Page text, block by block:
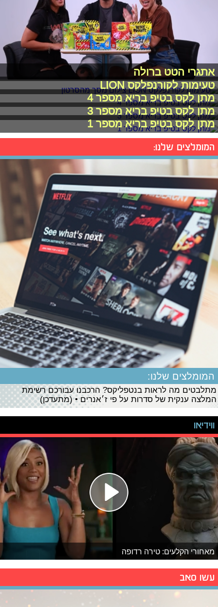
אתגרי הטט ברולה
טעימות לקורנפלקס LION
מתן לקס בטיפ בריא מספר 4
מתן לקס בטיפ בריא מספר 3
מתן לקס בטיפ בריא מספר 1
המומלצים שלנו:
המומלצים שלנו:
מתלבטים מה לראות בנטפליקס? הרכבנו עבורכם רשימת
המלצה ענקית של סדרות על פי ז׳אנרים • (מתעדכן)
ווידיאו
מאחורי הקלעים: טירה רדופה
עשו סאב